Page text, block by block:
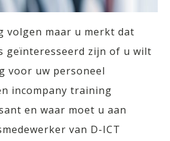
volgen maar u merkt dat
geïnteresseerd zijn of u wilt
voor uw personeel
incompany training
en waar moet u aan
van D-ICT